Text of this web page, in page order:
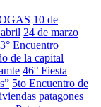
10 de
24 de marzo
3° Encuentro
de la capital
46° Fiesta
5to Encuentro de
patagones